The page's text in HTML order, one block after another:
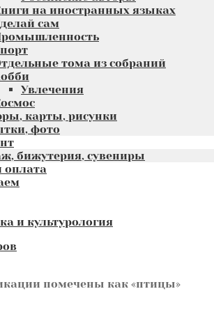
на иностранных языках
сам
тома из собраний
Увлечения
карты, рисунки
фото
бижутерия, сувениры
оплата
и культурология
помечены как «птицы»